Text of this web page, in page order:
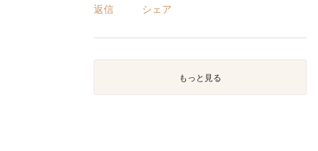
返信 シェア
もっと見る